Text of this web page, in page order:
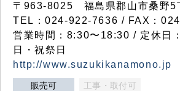
〒963-8025 福島県郡山市桑野5
TEL：024-922-7636 / FAX：
営業時間：8:30〜18:30 / 定休日
日・祝祭日
http://www.suzukikanamono.jp
販売可 工事・取付可